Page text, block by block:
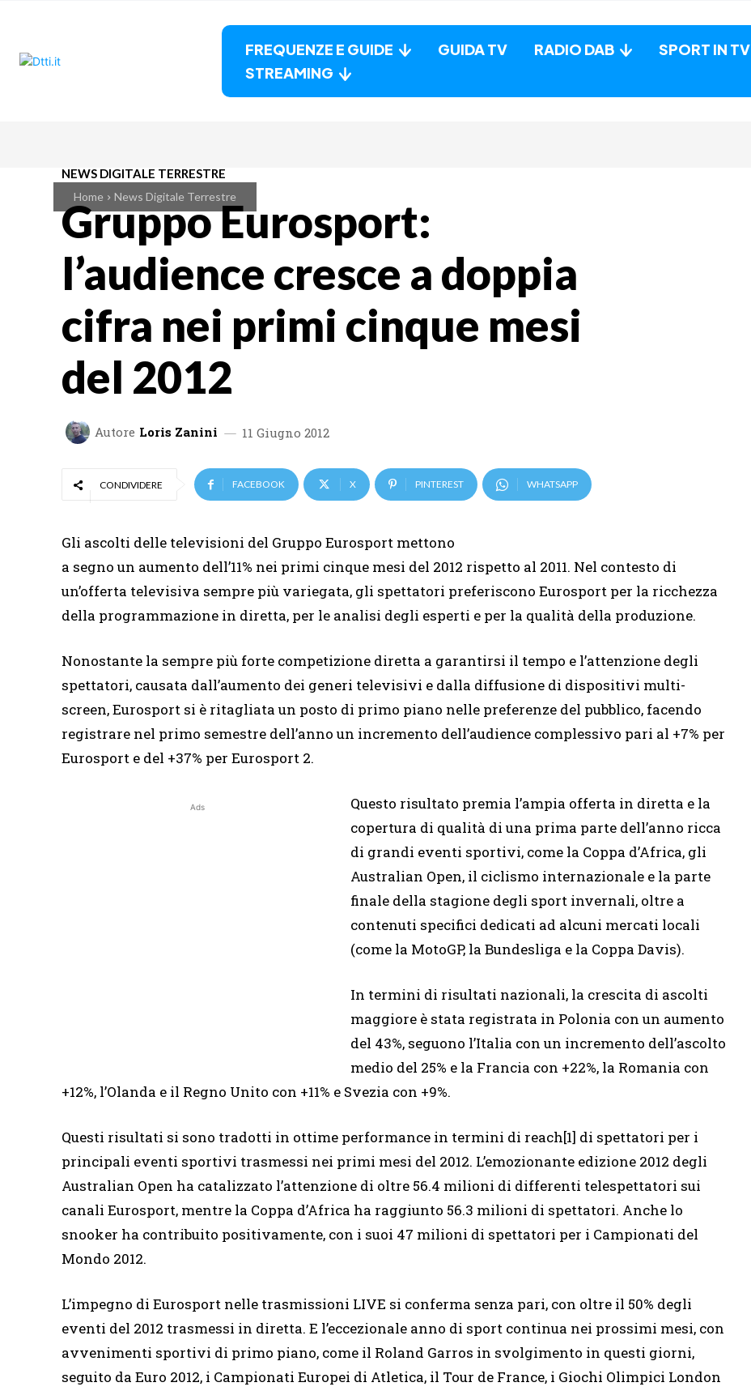
FREQUENZE E GUIDE GUIDA TV RADIO DAB SPORT IN TV
STREAMING
Home News Digitale Terrestre
NEWS DIGITALE TERRESTRE
Gruppo Eurosport:
l’audience cresce a doppia
cifra nei primi cinque mesi
del 2012
Autore Loris Zanini 11 Giugno 2012
CONDIVIDERE FACEBOOK X PINTEREST WHATSAPP
Gli ascolti delle televisioni del Gruppo Eurosport mettono
a segno un aumento dell’11% nei primi cinque mesi del 2012 rispetto al 2011. Nel contesto di
un’offerta televisiva sempre più variegata, gli spettatori preferiscono Eurosport per la ricchezza
della programmazione in diretta, per le analisi degli esperti e per la qualità della produzione.
Nonostante la sempre più forte competizione diretta a garantirsi il tempo e l’attenzione degli
spettatori, causata dall’aumento dei generi televisivi e dalla diffusione di dispositivi multi-
screen, Eurosport si è ritagliata un posto di primo piano nelle preferenze del pubblico, facendo
registrare nel primo semestre dell’anno un incremento dell’audience complessivo pari al +7% per
Eurosport e del +37% per Eurosport 2.
Ads
Questo risultato premia l’ampia offerta in diretta e la
copertura di qualità di una prima parte dell’anno ricca
di grandi eventi sportivi, come la Coppa d’Africa, gli
Australian Open, il ciclismo internazionale e la parte
finale della stagione degli sport invernali, oltre a
contenuti specifici dedicati ad alcuni mercati locali
(come la MotoGP, la Bundesliga e la Coppa Davis).
In termini di risultati nazionali, la crescita di ascolti
maggiore è stata registrata in Polonia con un aumento
del 43%, seguono l’Italia con un incremento dell’ascolto
medio del 25% e la Francia con +22%, la Romania con
+12%, l’Olanda e il Regno Unito con +11% e Svezia con +9%.
Questi risultati si sono tradotti in ottime performance in termini di reach[1] di spettatori per i
principali eventi sportivi trasmessi nei primi mesi del 2012. L’emozionante edizione 2012 degli
Australian Open ha catalizzato l’attenzione di oltre 56.4 milioni di differenti telespettatori sui
canali Eurosport, mentre la Coppa d’Africa ha raggiunto 56.3 milioni di spettatori. Anche lo
snooker ha contribuito positivamente, con i suoi 47 milioni di spettatori per i Campionati del
Mondo 2012.
L’impegno di Eurosport nelle trasmissioni LIVE si conferma senza pari, con oltre il 50% degli
eventi del 2012 trasmessi in diretta. E l’eccezionale anno di sport continua nei prossimi mesi, con
avvenimenti sportivi di primo piano, come il Roland Garros in svolgimento in questi giorni,
seguito da Euro 2012, i Campionati Europei di Atletica, il Tour de France, i Giochi Olimpici London